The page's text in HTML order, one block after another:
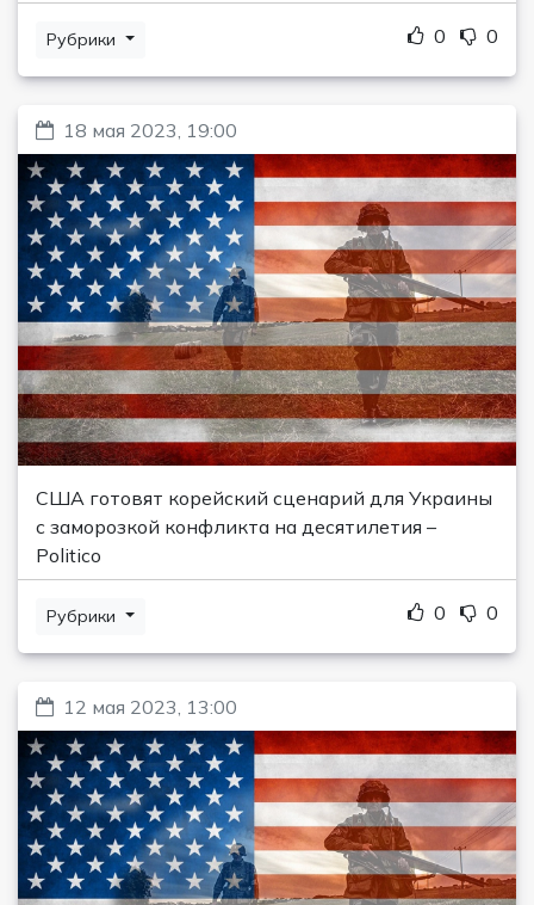
Рубрики 0 0
18 мая 2023, 19:00
США готовят корейский сценарий для Украины
с заморозкой конфликта на десятилетия –
Politico
Рубрики 0 0
12 мая 2023, 13:00